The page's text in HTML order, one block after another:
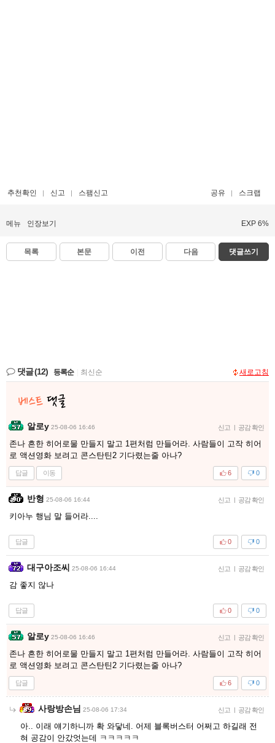
추천확인 신고 스팸신고 공유 스크랩
메뉴 인장보기 EXP 6%
목록 본문 이전 다음 댓글쓰기
댓글(12) 등록순 최신순 새로고침
알로y 25-08-06 16:46 신고 | 공감 확인
존나 흔한 히어로물 만들지 말고 1편처럼 만들어라. 사람들이 고작 히어
로 액션영화 보려고 콘스탄틴2 기다렸는줄 아나?
답글 이동 0
6
반형 25-08-06 16:44 신고 | 공감 확인
키아누 행님 말 들어라....
답글 0
0
대구아조씨 25-08-06 16:44 신고 | 공감 확인
감 좋지 않나
답글 0
0
알로y 25-08-06 16:46 신고 | 공감 확인
존나 흔한 히어로물 만들지 말고 1편처럼 만들어라. 사람들이 고작 히어
로 액션영화 보려고 콘스탄틴2 기다렸는줄 아나?
답글 0
6
사랑방손님 25-08-06 17:34 신고 | 공감 확인
아.. 이래 얘기하니까 확 와닿네. 어제 블록버스터 어쩌고 하길래 전
혀 공감이 안갔엇는데 ㅋㅋㅋㅋㅋ